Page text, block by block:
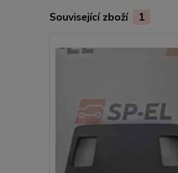
Související zboží 1